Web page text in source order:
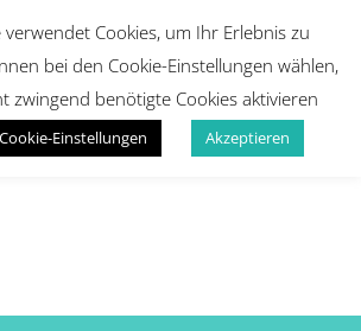
verwendet Cookies, um Ihr Erlebnis zu
bei den Cookie-Einstellungen wählen,
zwingend benötigte Cookies aktivieren
Cookie-Einstellungen Akzeptieren